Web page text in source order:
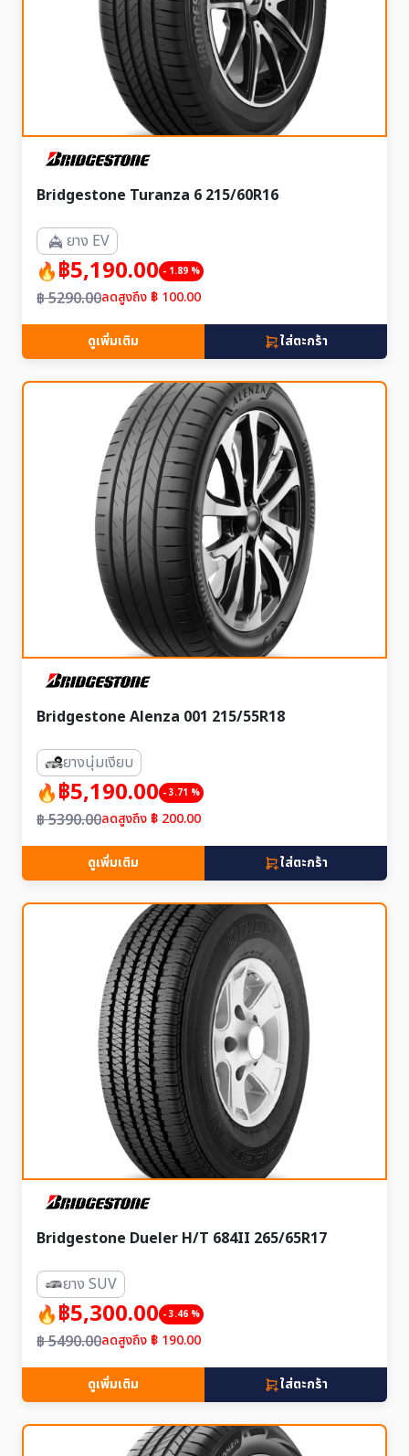
Bridgestone Turanza 6 215/60R16
ยาง EV
฿5,190.00 - 1.89 %
฿ 5290.00ลดสูงถึง ฿ 100.00
ดูเพิ่มเติม ใส่ตะกร้า
Bridgestone Alenza 001 215/55R18
ยางนุ่มเงียบ
฿5,190.00 - 3.71 %
฿ 5390.00ลดสูงถึง ฿ 200.00
ดูเพิ่มเติม ใส่ตะกร้า
Bridgestone Dueler H/T 684II 265/65R17
ยาง SUV
฿5,300.00 - 3.46 %
฿ 5490.00ลดสูงถึง ฿ 190.00
ดูเพิ่มเติม ใส่ตะกร้า